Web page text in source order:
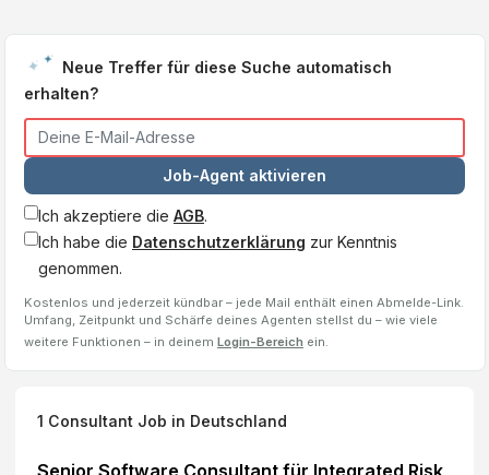
Neue Treffer für diese Suche automatisch
erhalten?
Job-Agent aktivieren
Ich akzeptiere die AGB.
Ich habe die Datenschutzerklärung zur Kenntnis
genommen.
Kostenlos und jederzeit kündbar – jede Mail enthält einen Abmelde-Link.
Umfang, Zeitpunkt und Schärfe deines Agenten stellst du – wie viele
weitere Funktionen – in deinem Login-Bereich ein.
1 Consultant Job in Deutschland
Senior Software Consultant für Integrated Risk